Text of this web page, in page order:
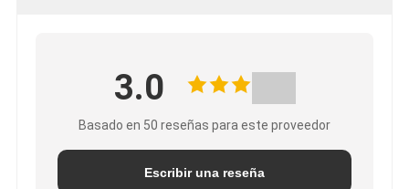
3.0
Basado en 50 reseñas para este proveedor
Escribir una reseña